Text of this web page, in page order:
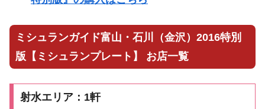
ミシュランガイド富山・石川（金沢）2016特別
版【ミシュランプレート】 お店一覧
射水エリア：1軒